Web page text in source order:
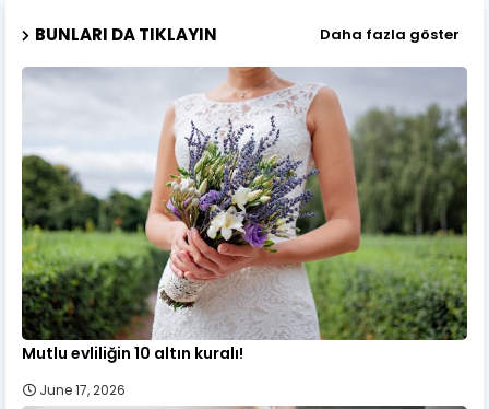
BUNLARI DA TIKLAYIN Daha fazla göster
Mutlu evliliğin 10 altın kuralı!
June 17, 2026